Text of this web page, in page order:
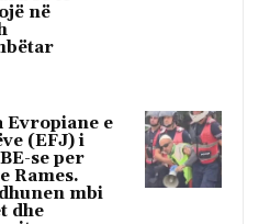
në
Evropiane e
(EFJ) i
se per
Rames.
mbi
dhe